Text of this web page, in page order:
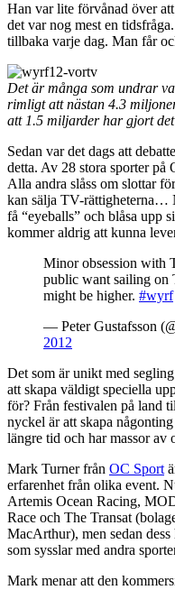
Han var lite förvånad över
det var nog mest en
tillbaka varje dag. Man får
Det är många som undrar
rimligt att nästan 4.3
att 1.5 miljarder har gjort
Sedan var det dags att
detta. Av 28 stora sporter på
Alla andra slåss om slottar
kan sälja TV-rättigheterna…
få “eyeballs” och blåsa upp
kommer aldrig att kunna
Minor obsession with
public want sailing on
might be higher. #wyrf
— Peter Gustafsson
2012
Det som är unikt med
att skapa väldigt speciella
för? Från festivalen på land
nyckel är att skapa
längre tid och har massor av
Mark Turner från OC Sport
erfarenhet från olika event.
Artemis Ocean Racing,
Race och The Transat
MacArthur), men sedan
som sysslar med andra
Mark menar att den